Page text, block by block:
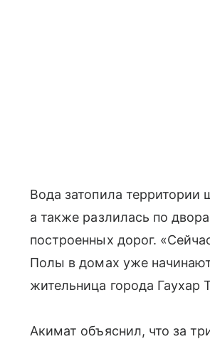
Вода затопила территории
а также разлилась по
построенных дорог.
Полы в домах уже
жительница города Гаухар
Акимат объяснил, что за